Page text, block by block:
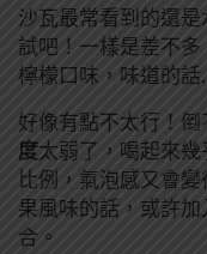
沙瓦最常看到的還
試吧！一樣是差不
檸檬口味，味道的
好像有點不太行！
度太弱了，喝起來
比例，氣泡感又會
果風味的話，或許
合。